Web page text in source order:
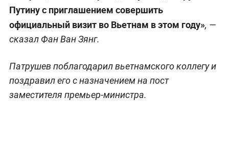
Путину с приглашением совершить
официальный визит во Вьетнам в этом году», —
сказал Фан Ван Зянг.
Патрушев поблагодарил вьетнамского коллегу и
поздравил его с назначением на пост
заместителя премьер-министра.